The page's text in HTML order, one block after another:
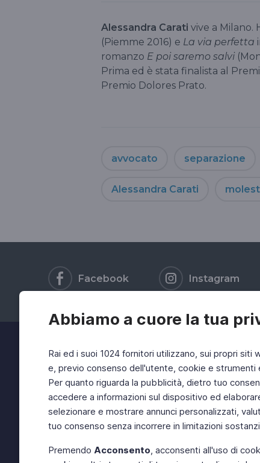
Abbiamo a cuore la tua
Rai ed i suoi 1024 fornitori utilizzano, sui propri
e, previo consenso dell'utente, cookie e strumenti
Per quanto riguarda la pubblicità, dietro tuo
accedere a informazioni sul dispositivo ed
selezionare e mostrare annunci personalizzati,
tuo consenso senza incorrere in limitazioni
Premendo Acconsento, acconsenti all'uso di
Alessandra Carati vive a Milano.
(Piemme 2016) e La via perfetta
romanzo E poi saremo salvi
Prima ed è stata finalista al
Premio Dolores Prato.
avvocato separazione
Alessandra Carati
Facebook Instagram